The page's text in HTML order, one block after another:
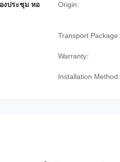
งประชุม หอ
Origin:
Transport Package:
Warranty:
Installation Method: